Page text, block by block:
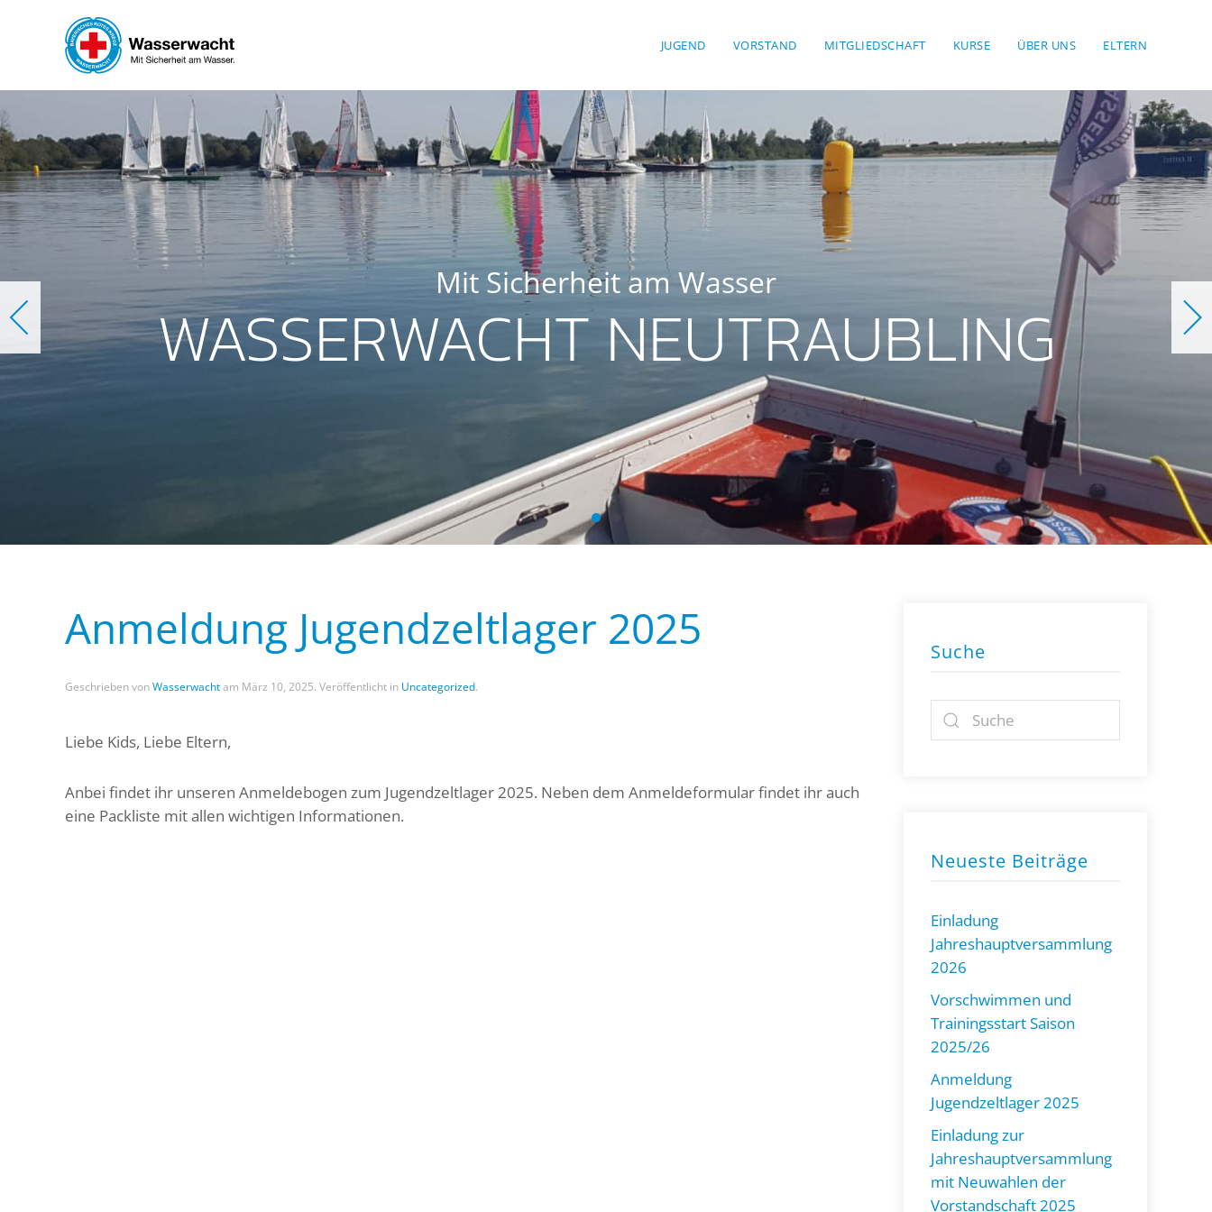
JUGEND VORSTAND MITGLIEDSCHAFT KURSE ÜBER UNS ELTERN
Mit Sicherheit am Wasser
WASSERWACHT NEUTRAUBLING
Wasserwacht Neutraubling
Wasserwacht
Anmeldung Jugendzeltlager 2025
Geschrieben vonWasserwachtam März 10, 2025. Veröffentlicht in Uncategorized.
Liebe Kids, Liebe Eltern,
Anbei findet ihr unseren Anmeldebogen zum Jugendzeltlager 2025. Neben dem Anmeldeformular findet ihr auch
eine Packliste mit allen wichtigen Informationen.
Suche
Neueste Beiträge
Einladung
Jahreshauptversammlung
2026
Vorschwimmen und
Trainingsstart Saison
2025/26
Anmeldung
Jugendzeltlager 2025
Einladung zur
Jahreshauptversammlung
mit Neuwahlen der
Vorstandschaft 2025